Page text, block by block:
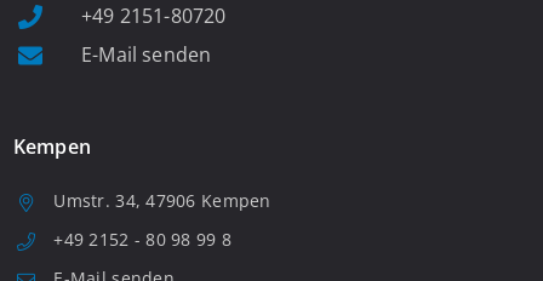
+49 2151-80720
E-Mail senden
Kempen
Umstr. 34, 47906 Kempen
+49 2152 - 80 98 99 8